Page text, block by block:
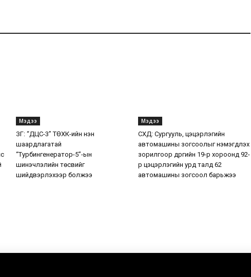
Мэдээ
ЗГ: “ДЦС-3” ТӨХК-ийн нэн
шаардлагатай
“Турбингенератор-5”-ын
шинэчлэлийн төсвийг
шийдвэрлэхээр болжээ
Мэдээ
СХД: Сургууль, цэцэрлэгийн
автомашины зогсоолыг нэмэгдүүлэх
зорилгоор дүүргийн 19-р хороонд 92-
р цэцэрлэгийн урд талд 62
автомашины зогсоол барьжээ